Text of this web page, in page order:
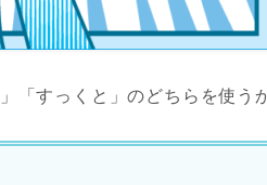
「すっくと」のどちらを使う